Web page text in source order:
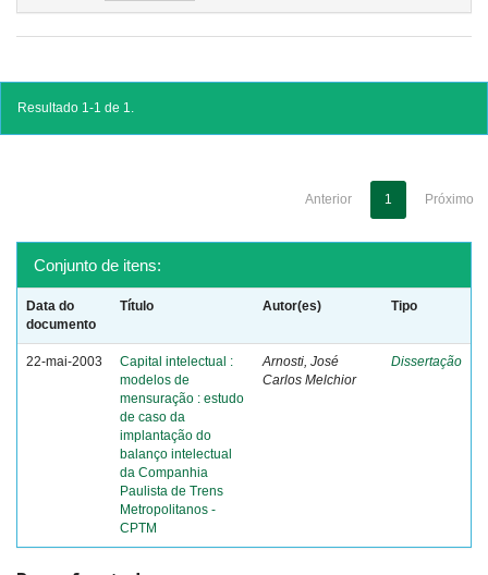
Resultado 1-1 de 1.
Anterior 1 Próximo
Conjunto de itens:
Data do
documento
Título Autor(es) Tipo
22-mai-2003
Capital intelectual :
modelos de
mensuração : estudo
de caso da
implantação do
balanço intelectual
da Companhia
Paulista de Trens
Metropolitanos -
CPTM
Arnosti, José
Carlos Melchior
Dissertação